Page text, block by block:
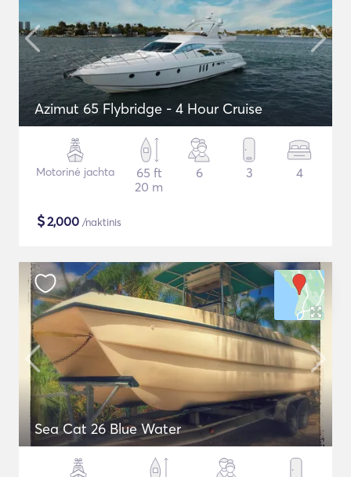
Azimut 65 Flybridge - 4 Hour Cruise
Motorinė jachta
65 ft
20 m
6 3 4
$2,000 /naktinis
Sea Cat 26 Blue Water